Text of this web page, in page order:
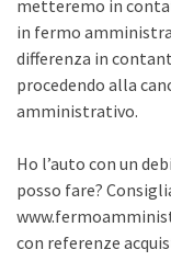
metteremo in
in fermo
differenza in
procedendo alla
amministrativo.
Ho l’auto con un
posso fare?
con referenze